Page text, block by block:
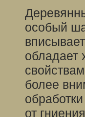
особый
обладает
более
от